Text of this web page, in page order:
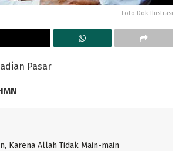
Foto Dok Ilustrasi
Pasar
Karena Allah Tidak Main-main